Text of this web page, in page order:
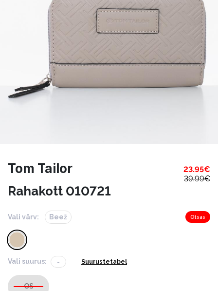
Tom Tailor 23.95€
39.99€
Rahakott 010721
Vali värv: Beež Otsas
Vali suurus: - Suurustetabel
OS